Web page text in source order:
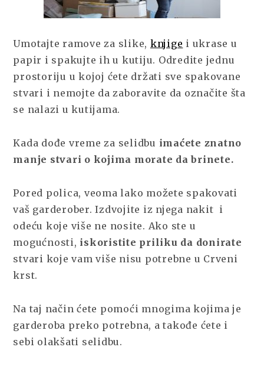
Umotajte ramove za slike, knjige i ukrase u
papir i spakujte ih u kutiju. Odredite jednu
prostoriju u kojoj ćete držati sve spakovane
stvari i nemojte da zaboravite da označite šta
se nalazi u kutijama.
Kada dođe vreme za selidbu imaćete znatno
manje stvari o kojima morate da brinete.
Pored polica, veoma lako možete spakovati
vaš garderober. Izdvojite iz njega nakit i
odeću koje više ne nosite. Ako ste u
mogućnosti, iskoristite priliku da donirate
stvari koje vam više nisu potrebne u Crveni
krst.
Na taj način ćete pomoći mnogima kojima je
garderoba preko potrebna, a takođe ćete i
sebi olakšati selidbu.